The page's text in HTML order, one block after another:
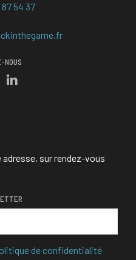
54 37
NOUS
sur rendez-vous
de confidentialité